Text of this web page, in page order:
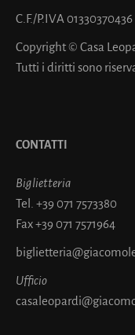
C.F./P.IVA 01330370436
Copyright © Casa
Tutti i diritti sono
CONTATTI
Biglietteria
Tel. +39 071 7573380
Fax+39 071 7571964
Ufficio